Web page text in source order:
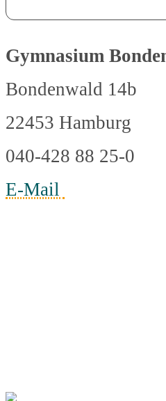
Gymnasium
Bondenwald 14b
22453 Hamburg
040-428 88 25-0
E-Mail